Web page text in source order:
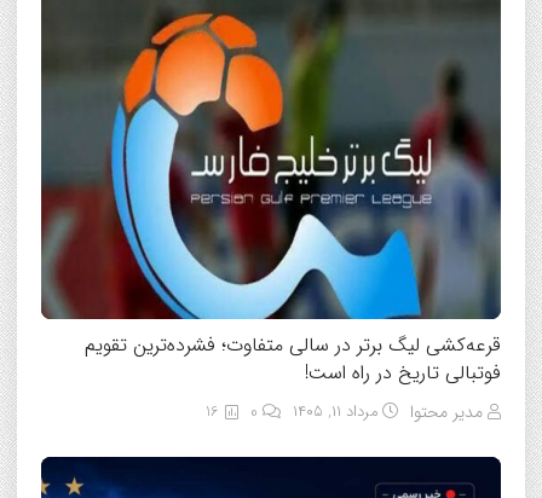
قرعه‌کشی لیگ برتر در سالی متفاوت؛ فشرده‌ترین تقویم
فوتبالی تاریخ در راه است!
مدیر محتوا مرداد ۱۱, ۱۴۰۵ 16